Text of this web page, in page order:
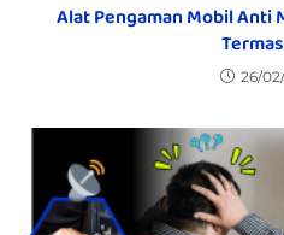
Alat Pengaman Mobil Anti
26/